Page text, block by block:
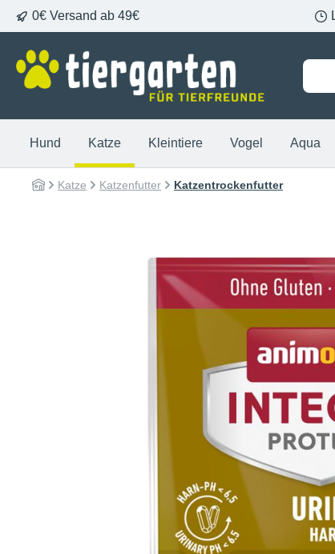
Zur Hauptnavigation springen
0€ Versand ab 49€
Hund Katze Kleintiere Vogel Aqua
Katze Katzenfutter Katzentrockenfutter